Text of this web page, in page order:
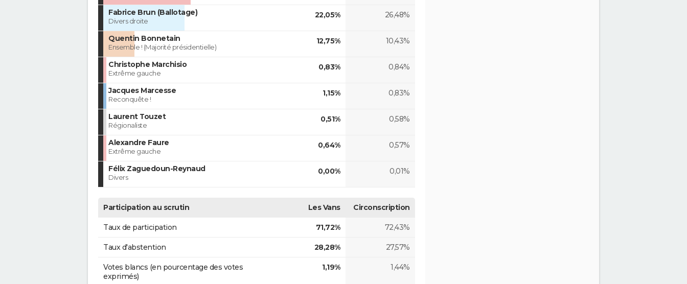
Fabrice Brun (Ballotage)
Divers droite
22,05% 26,48%
Quentin Bonnetain
Ensemble ! (Majorité présidentielle)
12,75% 10,43%
Christophe Marchisio
Extrême gauche
0,83% 0,84%
Jacques Marcesse
Reconquête !
1,15% 0,83%
Laurent Touzet
Régionaliste
0,51% 0,58%
Alexandre Faure
Extrême gauche
0,64% 0,57%
Félix Zaguedoun-Reynaud
Divers
0,00% 0,01%
Participation au scrutin Les Vans Circonscription
Taux de participation 71,72% 72,43%
Taux d'abstention 28,28% 27,57%
Votes blancs (en pourcentage des votes
exprimés)
1,19% 1,44%